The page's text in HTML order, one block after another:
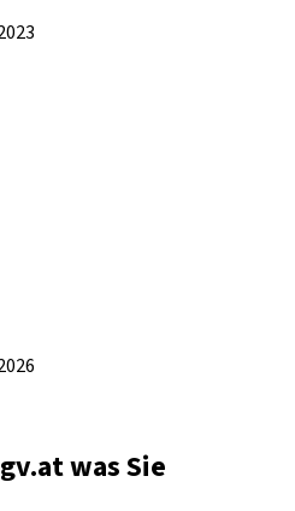
was Sie